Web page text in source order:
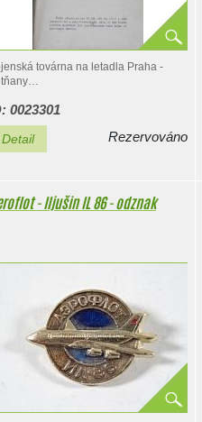
továrna na letadla Praha -
zájmu o tuto položku mě,
0023301
Detail Rezervováno
- Iljušin IL 86 - odznak